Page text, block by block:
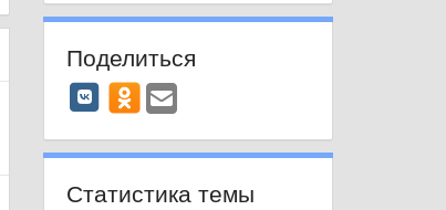
Поделиться
Статистика темы